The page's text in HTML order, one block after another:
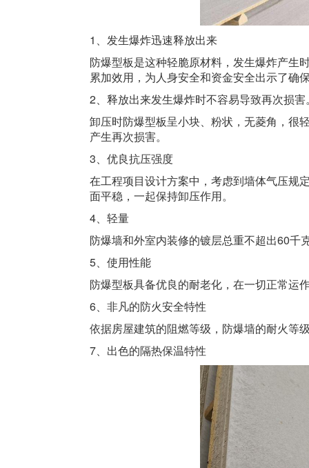
1、发生爆炸迅速释放出来
防爆型板是这种轻脆原材料，发生爆炸产生
累加效用，为人身安全和资金安全出示了确
2、释放出来发生爆炸时不容易导致再次损害
卸压时防爆型板呈小块、粉状，无菱角，很
产生再次损害。
3、优良抗压强度
在工程项目设计方案中，考虑到墙体气压规
面平稳，一起保持卸压作用。
4、轻量
防爆墙和外室内装修的镀层总重不超出60千
5、使用性能
防爆型板具备优良的耐老化，在一切正常运
6、非凡的防火安全特性
依据房屋建筑的阻燃等级，防爆墙的耐火等
7、出色的隔热保温特性